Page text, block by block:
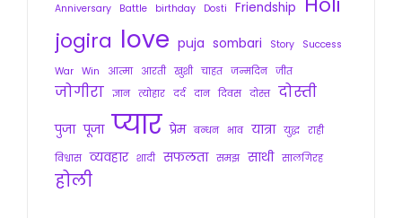
Anniversary Battle birthday Dosti Friendship
jogira love puja sombari Story
Success
War Win आत्मा आरती खुशी चाहत जन्मदिन जीत
जोगीरा ज्ञान त्योहार दर्द दान दिवस दोस्त दोस्ती
पुजा पूजा प्यार प्रेम बन्धन भाव यात्रा युद्ध राही
विश्वास व्यवहार शादी सफलता समझ साथी सालगिरह
होली